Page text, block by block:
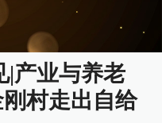
|产业与养老
村走出自给